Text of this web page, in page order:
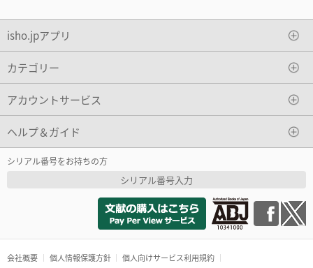
isho.jpアプリ
カテゴリー
アカウントサービス
ヘルプ＆ガイド
シリアル番号をお持ちの方
シリアル番号入力
会社概要 個人情報保護方針
個人向けサービス利用規約